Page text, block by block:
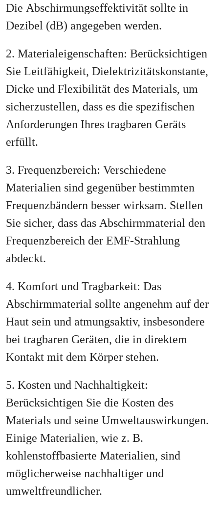
Die Abschirmungseffektivität sollte in
Dezibel (dB) angegeben werden.
2. Materialeigenschaften: Berücksichtigen
Sie Leitfähigkeit, Dielektrizitätskonstante,
Dicke und Flexibilität des Materials, um
sicherzustellen, dass es die spezifischen
Anforderungen Ihres tragbaren Geräts
erfüllt.
3. Frequenzbereich: Verschiedene
Materialien sind gegenüber bestimmten
Frequenzbändern besser wirksam. Stellen
Sie sicher, dass das Abschirmmaterial den
Frequenzbereich der EMF-Strahlung
abdeckt.
4. Komfort und Tragbarkeit: Das
Abschirmmaterial sollte angenehm auf der
Haut sein und atmungsaktiv, insbesondere
bei tragbaren Geräten, die in direktem
Kontakt mit dem Körper stehen.
5. Kosten und Nachhaltigkeit:
Berücksichtigen Sie die Kosten des
Materials und seine Umweltauswirkungen.
Einige Materialien, wie z. B.
kohlenstoffbasierte Materialien, sind
möglicherweise nachhaltiger und
umweltfreundlicher.